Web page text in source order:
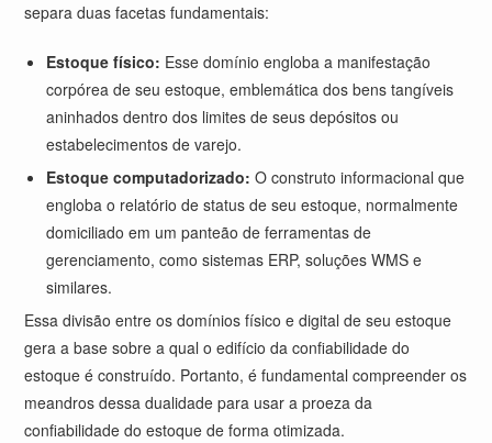
separa duas facetas fundamentais:
Estoque físico: Esse domínio engloba a manifestação
corpórea de seu estoque, emblemática dos bens tangíveis
aninhados dentro dos limites de seus depósitos ou
estabelecimentos de varejo.
Estoque computadorizado: O construto informacional que
engloba o relatório de status de seu estoque, normalmente
domiciliado em um panteão de ferramentas de
gerenciamento, como sistemas ERP, soluções WMS e
similares.
Essa divisão entre os domínios físico e digital de seu estoque
gera a base sobre a qual o edifício da confiabilidade do
estoque é construído. Portanto, é fundamental compreender os
meandros dessa dualidade para usar a proeza da
confiabilidade do estoque de forma otimizada.